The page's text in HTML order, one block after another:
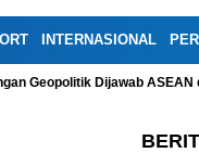
INTERNASIONAL
Geopolitik Dijawab